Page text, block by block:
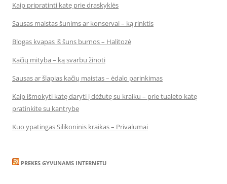
Kaip pripratinti katę prie draskyklės
Sausas maistas šunims ar konservai – ką rinktis
Blogas kvapas iš šuns burnos – Halitozė
Kačių mityba – ką svarbu žinoti
Sausas ar šlapias kačių maistas – ėdalo parinkimas
Kaip išmokyti katę daryti į dėžutę su kraiku – prie tualeto katę
pratinkite su kantrybe
Kuo ypatingas Silikoninis kraikas – Privalumai
PREKES GYVUNAMS INTERNETU